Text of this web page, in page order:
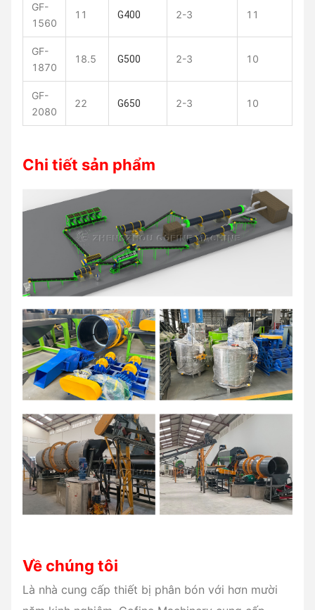
GF-
1560
11 G400 2-3 11
GF-
1870
18.5 G500 2-3 10
GF-
2080
22 G650 2-3 10
Chi tiết sản phẩm
Về chúng tôi
Là nhà cung cấp thiết bị phân bón với hơn mười